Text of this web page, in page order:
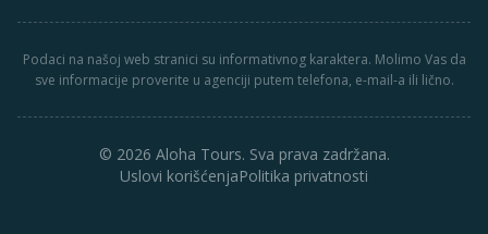
Podaci na našoj web stranici su informativnog karaktera. Molimo Vas da
sve informacije proverite u agenciji putem telefona, e-mail-a ili lično.
© 2026 Aloha Tours. Sva prava zadržana.
Uslovi korišćenjaPolitika privatnosti